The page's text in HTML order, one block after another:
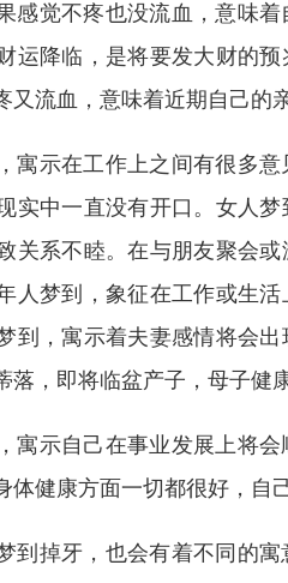
感觉不疼也没流血，意味
运降临，是将要发大财的
又流血，意味着近期自己的
寓示在工作上之间有很多
实中一直没有开口。女人
关系不睦。在与朋友聚会
人梦到，象征在工作或生
到，寓示着夫妻感情将会
，即将临盆产子，母子健
寓示自己在事业发展上将
体健康方面一切都很好，自
到掉牙，也会有着不同的